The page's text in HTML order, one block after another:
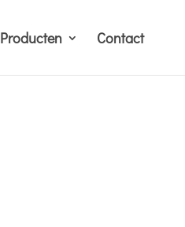
Producten Contact